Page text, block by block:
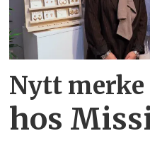
Nytt
hos